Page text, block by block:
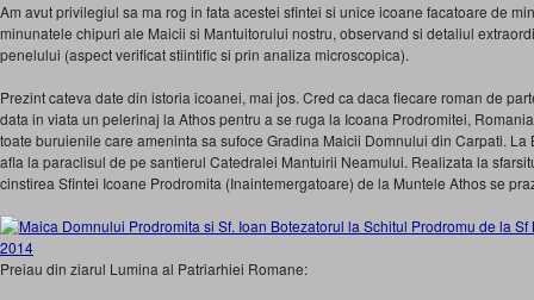
Am avut privilegiul sa ma rog in fata acestei sfintei si unice icoane facatoare de
minunatele chipuri ale Maicii si Mantuitorului nostru, observand si detaliul
penelului (aspect verificat stiintific si prin analiza microscopica).
Prezint cateva date din istoria icoanei, mai jos. Cred ca daca fiecare roman de
data in viata un pelerinaj la Athos pentru a se ruga la Icoana Prodromitei,
toate buruienile care ameninta sa sufoce Gradina Maicii Domnului din Carpati. La
afla la paraclisul de pe santierul Catedralei Mantuirii Neamului. Realizata la
cinstirea Sfintei Icoane Prodromita (Inaintemergatoare) de la Muntele Athos se
Preiau din ziarul Lumina al Patriarhiei Romane: